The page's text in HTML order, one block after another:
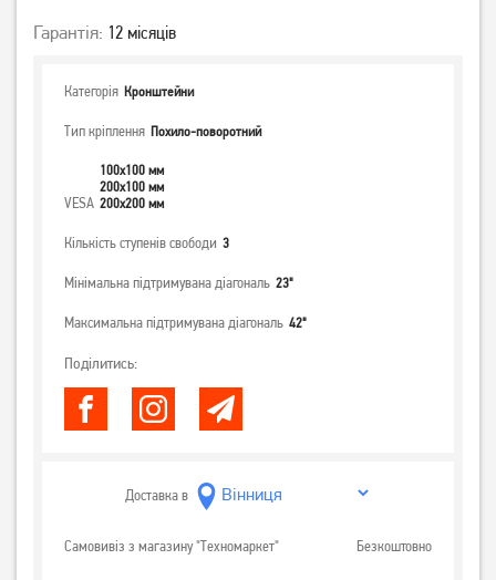
Гарантія: 12 місяців
Категорія Кронштейни
Тип кріплення Похило-поворотний
VESA
100x100 мм
200x100 мм
200x200 мм
Кількість ступенів свободи 3
Мінімальна підтримувана діагональ 23"
Максимальна підтримувана діагональ 42"
Поділитись:
Доставка в
Самовивіз з магазину "Техномаркет" Безкоштовно